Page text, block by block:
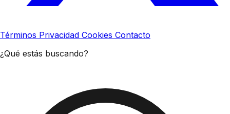
Términos Privacidad Cookies Contacto
¿Qué estás buscando?